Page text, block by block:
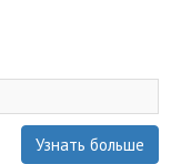
Узнать больше